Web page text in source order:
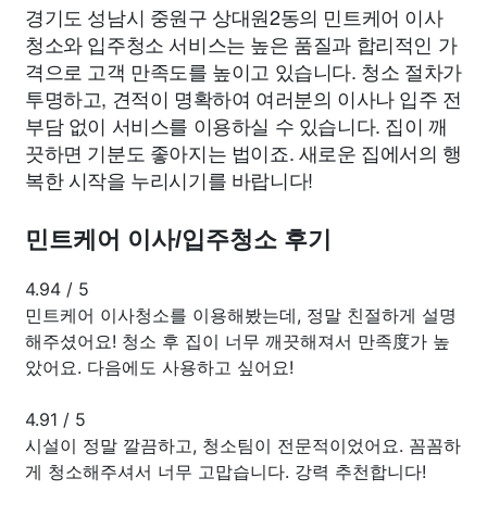
경기도 성남시 중원구 상대원2동의 민트케어 이사
청소와 입주청소 서비스는 높은 품질과 합리적인 가
격으로 고객 만족도를 높이고 있습니다. 청소 절차가
투명하고, 견적이 명확하여 여러분의 이사나 입주 전
부담 없이 서비스를 이용하실 수 있습니다. 집이 깨
끗하면 기분도 좋아지는 법이죠. 새로운 집에서의 행
복한 시작을 누리시기를 바랍니다!
민트케어 이사/입주청소 후기
4.94 / 5
민트케어 이사청소를 이용해봤는데, 정말 친절하게 설명
해주셨어요! 청소 후 집이 너무 깨끗해져서 만족度가 높
았어요. 다음에도 사용하고 싶어요!
4.91 / 5
시설이 정말 깔끔하고, 청소팀이 전문적이었어요. 꼼꼼하
게 청소해주셔서 너무 고맙습니다. 강력 추천합니다!